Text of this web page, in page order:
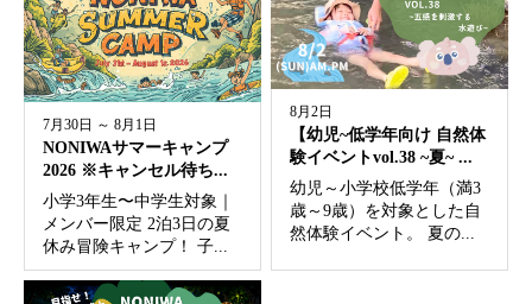
7月30日 ～ 8月1日
NONIWAサマーキャンプ
2026 ※キャンセル待ち...
小学3年生〜中学生対象｜
メンバー限定 2泊3日の夏
休み冒険キャンプ！ 子...
8月2日
【幼児~低学年向け 自然体
験イベントvol.38 ~夏~ ...
幼児～小学校低学年（満3
歳～9歳）を対象とした自
然体験イベント。 夏の...